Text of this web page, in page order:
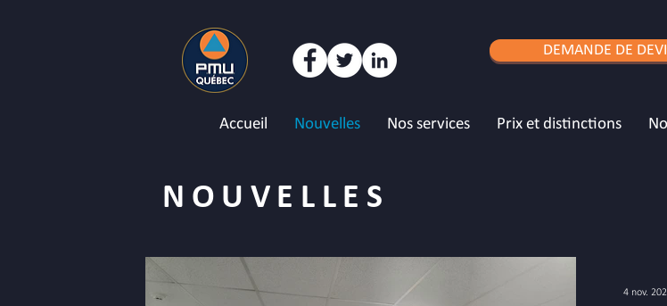
DEMANDE DE
Accueil Nouvelles Nos services Prix et distinctions
4 nov.
NOUVELLES